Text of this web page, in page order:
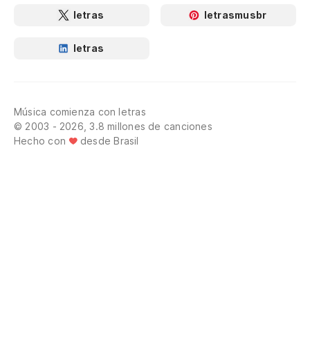
letras letrasmusbr
letras
Música comienza con letras
© 2003 - 2026, 3.8 millones de canciones
Hecho con
desde Brasil